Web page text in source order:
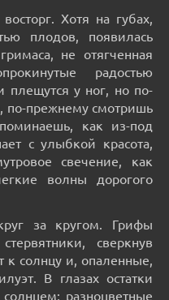
Хотя на губах,
плодов, появилась
не отягченная
радостью
плещутся у ног, но по-
по-прежнему смотришь
как из-под
с улыбкой красота,
свечение, как
волны дорогого
за кругом. Грифы
сверкнув
солнцу и, опаленные,
В глазах остатки
разноцветные